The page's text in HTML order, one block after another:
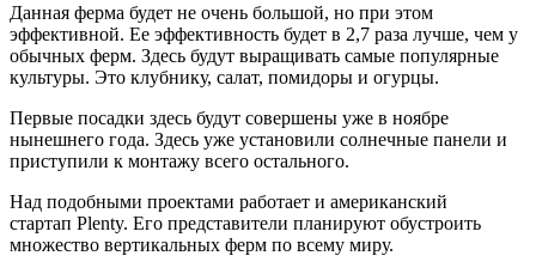
Данная ферма будет не очень большой, но при этом
эффективной. Ее эффективность будет в 2,7 раза лучше, чем у
обычных ферм. Здесь будут выращивать самые популярные
культуры. Это клубнику, салат, помидоры и огурцы.
Первые посадки здесь будут совершены уже в ноябре
нынешнего года. Здесь уже установили солнечные панели и
приступили к монтажу всего остального.
Над подобными проектами работает и американский
стартап Plenty. Его представители планируют обустроить
множество вертикальных ферм по всему миру.